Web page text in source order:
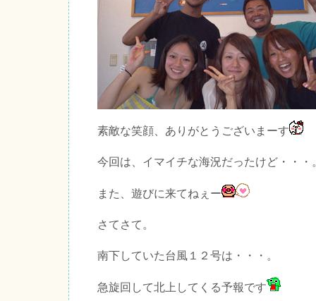
素敵な笑顔、ありがとうございまーす
今回は、イマイチな海況だったけど・・・
また、遊びに来てねぇー
さてさて。
南下していた台風１２号は・・・。
急旋回して北上してくる予報です